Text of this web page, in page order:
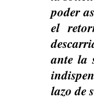
poder
el
ante la
lazo de